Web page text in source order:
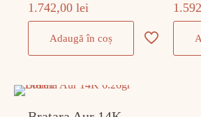
1.742,00lei
Adaugă în coș